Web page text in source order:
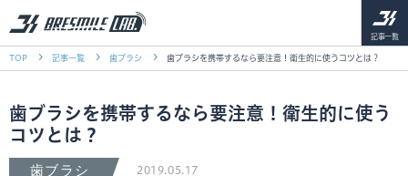
記事一覧
TOP 記事一覧 歯ブラシ 歯ブラシを携帯するなら要注意！衛生的に使うコツとは？
歯ブラシを携帯するなら要注意！衛生的に使う
コツとは？
歯ブラシ 2019.05.17